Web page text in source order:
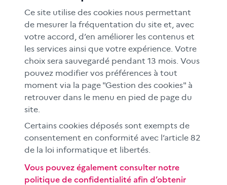
Rechercher une information sur internet
Les objectifs de cette séquence pédagogique à
destination des élèves du cycle 3 sont de découvrir le
fonctionnement d’un moteur de…
Comprendre et exploiter le format
« story »
Ce site utilise des cookies nous permettant
de mesurer la fréquentation du site et, avec
votre accord, d’en améliorer les contenus et
les services ainsi que votre expérience. Votre
choix sera sauvegardé pendant 13 mois. Vous
pouvez modifier vos préférences à tout
moment via la page "Gestion des cookies" à
retrouver dans le menu en pied de page du
site.
Certains cookies déposés sont exempts de
consentement en conformité avec l’article 82
de la loi informatique et libertés.
Vous pouvez également consulter notre
politique de confidentialité afin d’obtenir